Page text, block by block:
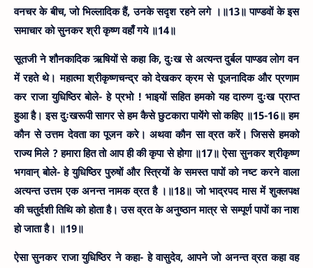
वनचर के बीच, जो भिल्लादिक हैं, उनके सदृश रहने लगे ।॥13॥पाण्डवों के इस
समाचार को सुनकर श्री कृष्ण वहाँ गये ॥14॥
सूतजी ने शौनकादिक ऋषियों से कहा कि, दुःख से अत्यन्त दुर्बल पाण्डव लोग वन
में रहते थे। महात्मा श्रीकृष्णचन्द्र को देखकर क्रम से पूजनादिक और प्रणाम
कर राजा युधिष्ठिर बोले- हे प्रभो ! भाइयों सहित हमको यह दारुण दुःख प्राप्त
हुआ है। इस दुःखरूपी सागर से हम कैसे छुटकारा पायेंगे सो कहिए ॥15-16॥ हम
कौन से उत्तम देवता का पूजन करे। अथवा कौन सा व्रत करें। जिससे हमको
राज्य मिले ? हमारा हित तो आप ही की कृपा से होगा ॥17॥ ऐसा सुनकर श्रीकृष्ण
भगवान् बोले- हे युधिष्ठिर पुरुषों और स्त्रियों के समस्त पापों को नष्ट करने वाला
अत्यन्त उत्तम एक अनन्त नामक व्रत है ।॥18॥ जो भाद्रपद मास में शुक्लपक्ष
की चतुर्दशी तिथि को होता है। उस व्रत के अनुष्ठान मात्र से सम्पूर्ण पापों का नाश
हो जाता है। ॥19॥
ऐसा सुनकर राजा युधिष्ठिर ने कहा- हे वासुदेव, आपने जो अनन्त व्रत कहा वह